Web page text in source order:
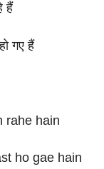
हैं
गए हैं
rahe hain
ho gae hain